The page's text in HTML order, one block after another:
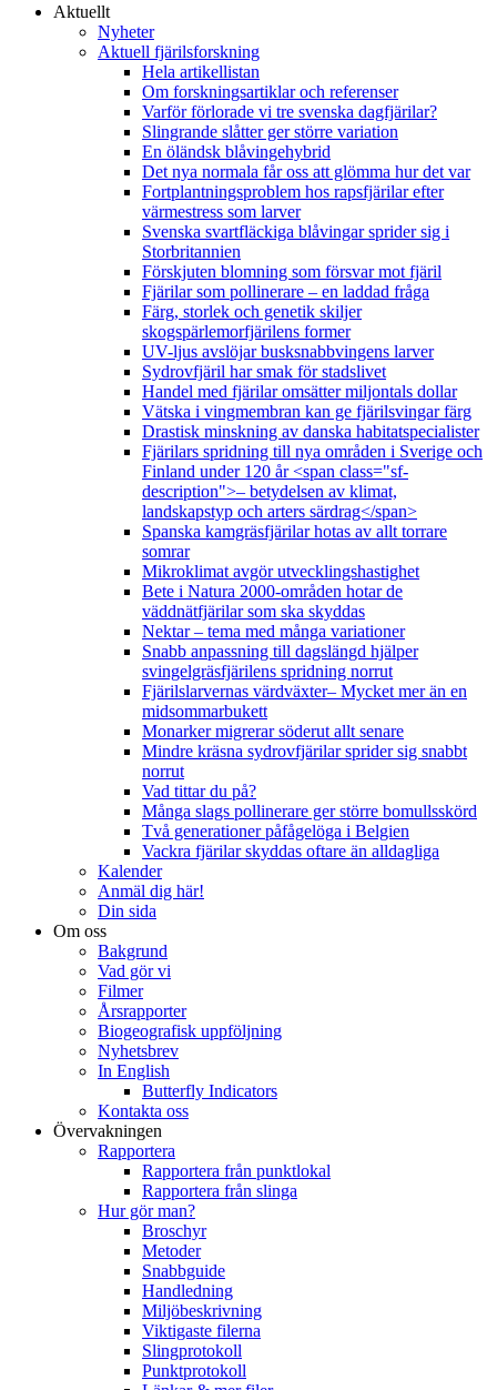
Aktuellt
Nyheter
Aktuell fjärilsforskning
Hela artikellistan
Om forskningsartiklar och referenser
Varför förlorade vi tre svenska dagfjärilar?
Slingrande slåtter ger större variation
En öländsk blåvingehybrid
Det nya normala får oss att glömma hur det var
Fortplantningsproblem hos rapsfjärilar efter
värmestress som larver
Svenska svartfläckiga blåvingar sprider sig i
Storbritannien
Förskjuten blomning som försvar mot fjäril
Fjärilar som pollinerare – en laddad fråga
Färg, storlek och genetik skiljer
skogspärlemorfjärilens former
UV-ljus avslöjar busksnabbvingens larver
Sydrovfjäril har smak för stadslivet
Handel med fjärilar omsätter miljontals dollar
Vätska i vingmembran kan ge fjärilsvingar färg
Drastisk minskning av danska habitatspecialister
Fjärilars spridning till nya områden i Sverige och
Finland under 120 år <span class="sf-
description">– betydelsen av klimat,
landskapstyp och arters särdrag</span>
Spanska kamgräsfjärilar hotas av allt torrare
somrar
Mikroklimat avgör utvecklingshastighet
Bete i Natura 2000-områden hotar de
väddnätfjärilar som ska skyddas
Nektar – tema med många variationer
Snabb anpassning till dagslängd hjälper
svingelgräsfjärilens spridning norrut
Fjärilslarvernas värdväxter– Mycket mer än en
midsommarbukett
Monarker migrerar söderut allt senare
Mindre kräsna sydrovfjärilar sprider sig snabbt
norrut
Vad tittar du på?
Många slags pollinerare ger större bomullsskörd
Två generationer påfågelöga i Belgien
Vackra fjärilar skyddas oftare än alldagliga
Kalender
Anmäl dig här!
Din sida
Om oss
Bakgrund
Vad gör vi
Filmer
Årsrapporter
Biogeografisk uppföljning
Nyhetsbrev
In English
Butterfly Indicators
Kontakta oss
Övervakningen
Rapportera
Rapportera från punktlokal
Rapportera från slinga
Hur gör man?
Broschyr
Metoder
Snabbguide
Handledning
Miljöbeskrivning
Viktigaste filerna
Slingprotokoll
Punktprotokoll